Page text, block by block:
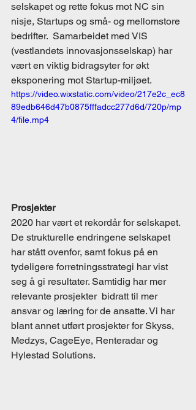
selskapet og rette fokus mot NC sin
nisje, Startups og små- og mellomstore
bedrifter.  Samarbeidet med VIS
(vestlandets innovasjonsselskap) har
vært en viktig bidragsyter for økt
eksponering mot Startup-miljøet.
https://video.wixstatic.com/video/217e2c_ec8
89edb646d47b0875fffadcc277d6d/720p/mp
4/file.mp4
Prosjekter
2020 har vært et rekordår for selskapet.
De strukturelle endringene selskapet
har stått ovenfor, samt fokus på en
tydeligere forretningsstrategi har vist
seg å gi resultater. Samtidig har mer
relevante prosjekter  bidratt til mer
ansvar og læring for de ansatte. Vi har
blant annet utført prosjekter for Skyss,
Medzys, CageEye, Renteradar og
Hylestad Solutions.